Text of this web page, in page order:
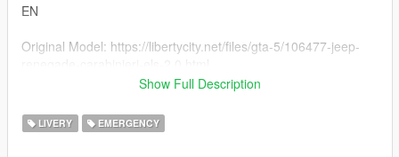
EN
Original Model: https://libertycity.net/files/gta-5/106477-jeep-
To install the vehicle, view the INSTALLATION-GUIDE.txt file in
Show Full Description
LIVERY EMERGENCY